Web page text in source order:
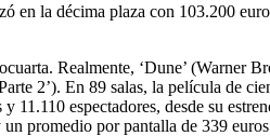
en la décima plaza con 103.200
Realmente, ‘Dune’ (Warner
2’). En 89 salas, la película de
espectadores, desde su
promedio por pantalla de 339